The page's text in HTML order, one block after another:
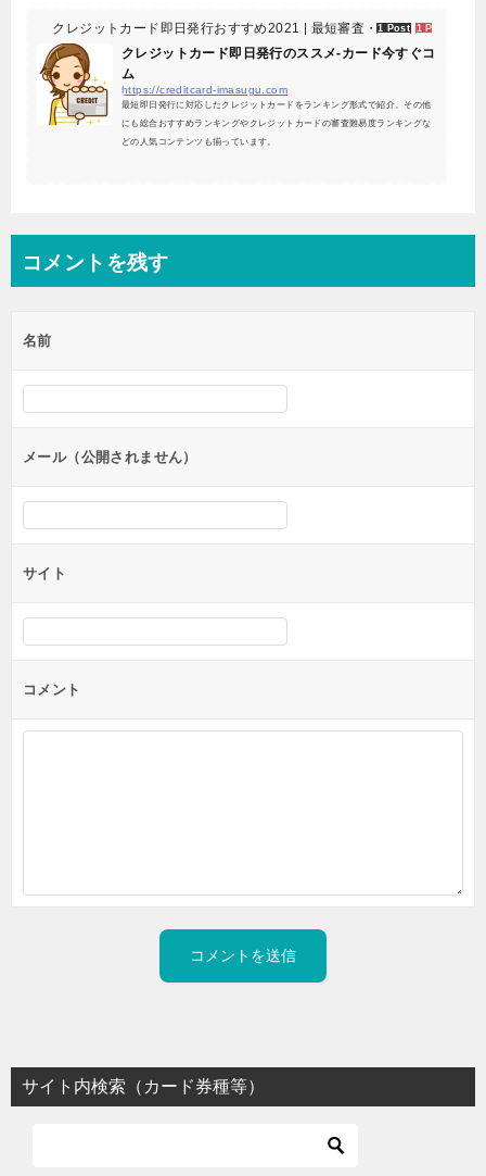
クレジットカード即日発行おすすめ2021 | 最短審査・評判解説-カード
1 Post 1 Pocket
クレジットカード即日発行のススメ-カード今すぐコ
ム
https://creditcard-imasugu.com
最短即日発行に対応したクレジットカードをランキング形式で紹介。その他
にも総合おすすめランキングやクレジットカードの審査難易度ランキングな
どの人気コンテンツも揃っています。
コメントを残す
名前
メール（公開されません）
サイト
コメント
サイト内検索（カード券種等）